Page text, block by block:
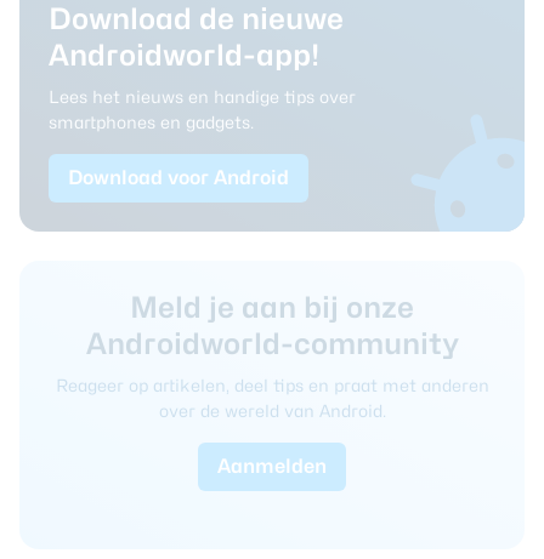
Download de nieuwe
Androidworld-app!
Lees het nieuws en handige tips over
smartphones en gadgets.
Download voor Android
Meld je aan bij onze
Androidworld-community
Reageer op artikelen, deel tips en praat met anderen
over de wereld van Android.
Aanmelden